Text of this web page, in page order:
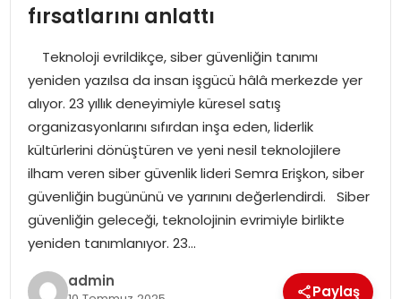
SAĞLIK
SIYASET
SPOR
TEKNOLOJI
fırsatlarını anlattı
Teknoloji evrildikçe, siber güvenliğin tanımı
yeniden yazılsa da insan işgücü hâlâ merkezde yer
alıyor. 23 yıllık deneyimiyle küresel satış
organizasyonlarını sıfırdan inşa eden, liderlik
kültürlerini dönüştüren ve yeni nesil teknolojilere
ilham veren siber güvenlik lideri Semra Erişkon, siber
güvenliğin bugününü ve yarınını değerlendirdi. Siber
güvenliğin geleceği, teknolojinin evrimiyle birlikte
yeniden tanımlanıyor. 23…
admin
Paylaş